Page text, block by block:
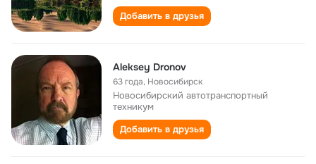
Добавить в друзья
Aleksey Dronov
63 года, Новосибирск
Новосибирский автотранспортный
техникум
Добавить в друзья